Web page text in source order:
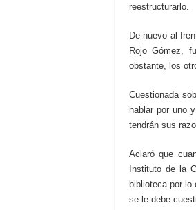
reestructurarlo.
De nuevo al
Rojo Gómez,
obstante, los
Cuestionada
hablar por uno
tendrán sus
Aclaró que
Instituto de la
biblioteca por
se le debe